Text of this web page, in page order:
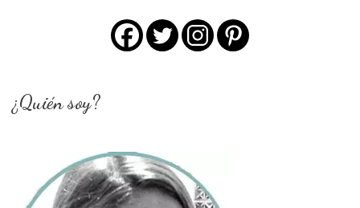
¿Quién soy?